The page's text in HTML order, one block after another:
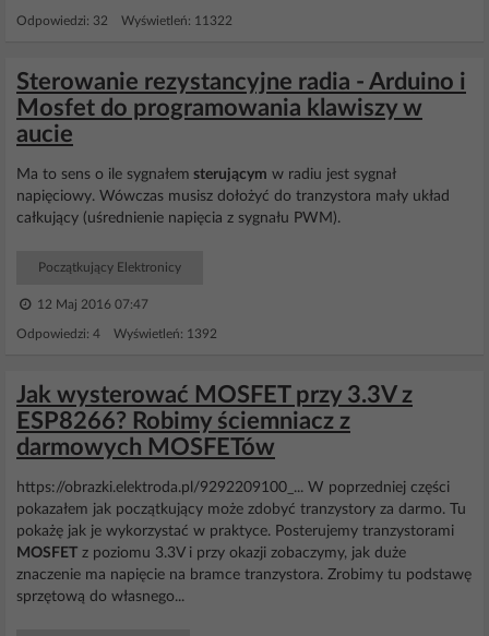
Odpowiedzi: 32 Wyświetleń: 11322
Sterowanie rezystancyjne radia - Arduino i
Mosfet do programowania klawiszy w
aucie
Ma to sens o ile sygnałem sterującym w radiu jest sygnał
napięciowy. Wówczas musisz dołożyć do tranzystora mały układ
całkujący (uśrednienie napięcia z sygnału PWM).
Początkujący Elektronicy
12 Maj 2016 07:47
Odpowiedzi: 4 Wyświetleń: 1392
Jak wysterować MOSFET przy 3.3V z
ESP8266? Robimy ściemniacz z
darmowych MOSFETów
https://obrazki.elektroda.pl/9292209100_... W poprzedniej części
pokazałem jak początkujący może zdobyć tranzystory za darmo. Tu
pokażę jak je wykorzystać w praktyce. Posterujemy tranzystorami
MOSFET z poziomu 3.3V i przy okazji zobaczymy, jak duże
znaczenie ma napięcie na bramce tranzystora. Zrobimy tu podstawę
sprzętową do własnego...